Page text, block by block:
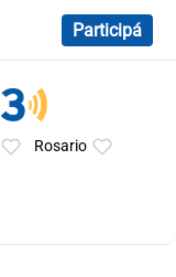
Participá
Rosario